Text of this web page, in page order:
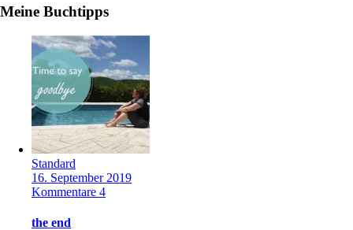
Meine Buchtipps
Standard
16. September 2019
Kommentare 4
the end